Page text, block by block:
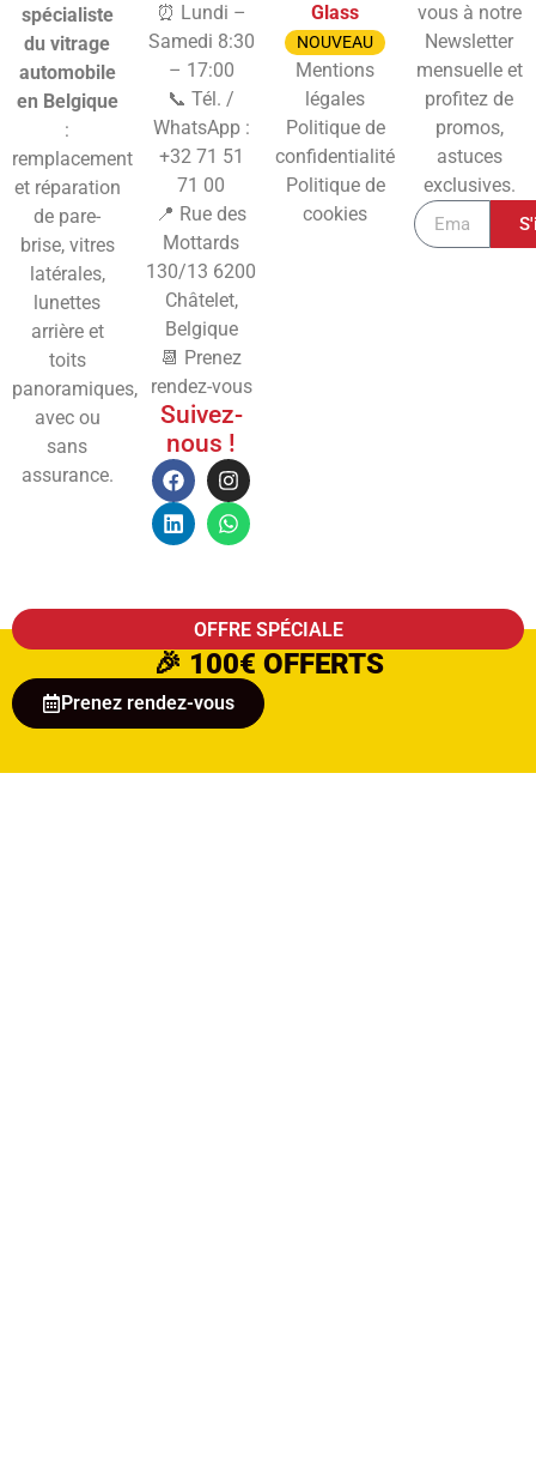
spécialiste
du vitrage
automobile
en Belgique
:
remplacement
et réparation
de pare-
brise, vitres
latérales,
lunettes
arrière et
toits
panoramiques,
avec ou
sans
assurance.
⏰ Lundi –
Samedi 8:30
– 17:00
📞 Tél. /
WhatsApp :
+32 71 51
71 00
📍 Rue des
Mottards
130/13 6200
Châtelet,
Belgique
📆 Prenez
rendez-vous
Suivez-
nous !
Glass
NOUVEAU
Mentions
légales
Politique de
confidentialité
Politique de
cookies
vous à notre
Newsletter
mensuelle et
profitez de
promos,
astuces
exclusives.
OFFRE SPÉCIALE
🎉 100€ OFFERTS
Prenez rendez-vous